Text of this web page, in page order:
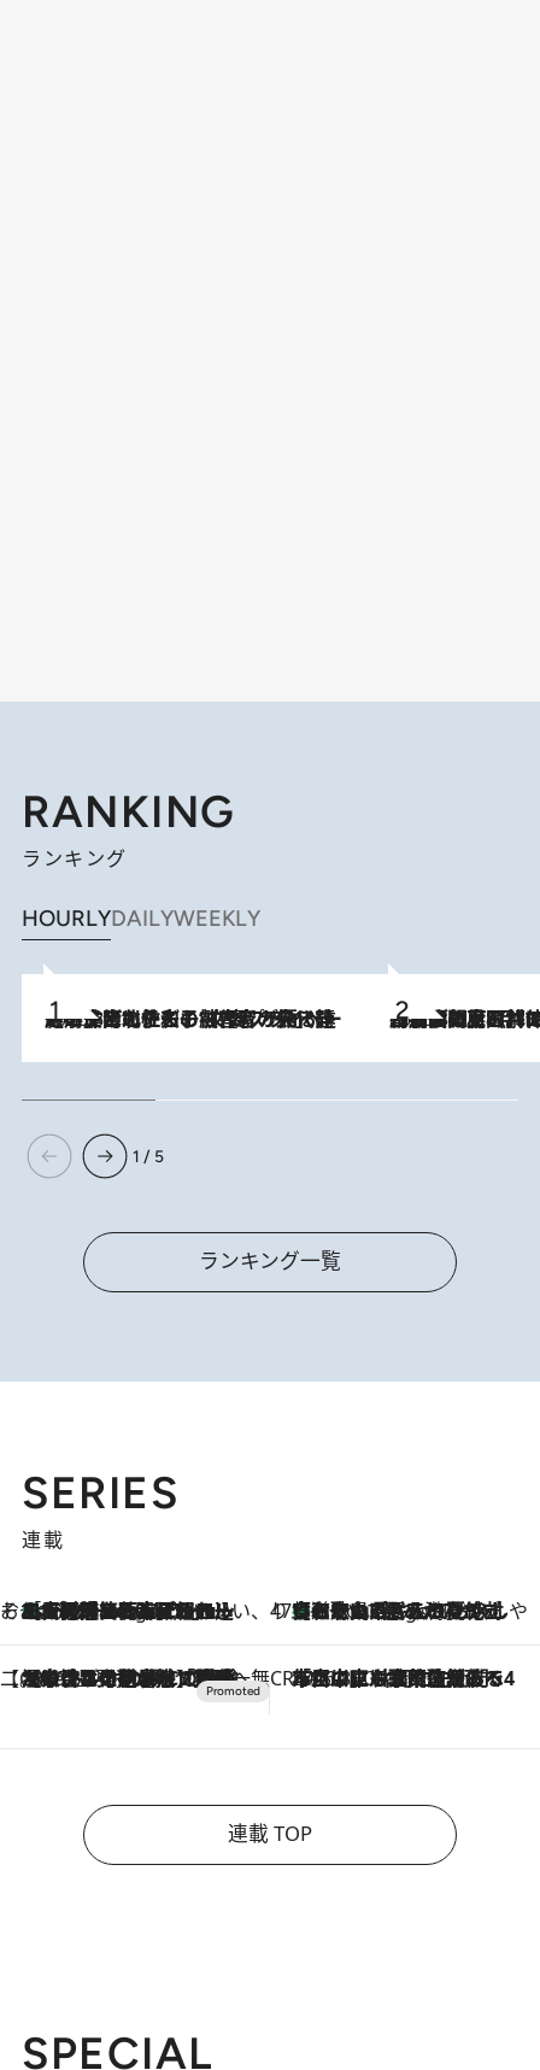
RANKING
ランキング
HOURLYDAILYWEEKLY
2026.8.3
《「文士の子ども被害者の会」発足！》阿川佐和子（72）が語る遠藤周作に北杜夫、劇作家・矢代静一の子どもたちの“文豪プライベート事件簿” 2026.8.8
「最後に見られてよかった」上野動物園の東園パンダ舎が解体前に特別公開。8月16日まで延長されたパネル展と共に辿る“半世紀”のパンダ飼育《解体工事の図面あり》
1 / 5
ランキング一覧
SERIES
連載
そおだよおこの関西おいしい、おやつ紀行6 Hours Ago
［大阪府箕面市］一皿一皿目の前で仕上げられる、料理を巧みに組み込んだアシェットデセールコース「ミチル アシェット デセール（Michiru assiette dessert）」 47都道府県の手みやげ ひんやりスイーツで夏を満喫
6 Hours Ago
【和歌山県】この夏絶対食べたい 冷やしておいしいおやつ3選 みかんがごろっと丸ごと入ったジュレ
【CREA×星野リゾート】唯一無二。癒しと発見が待つ場所へ
2026.8.7
【トンボの足水浴】ヒノキの香りに包まれて涼感マックス！約13℃の湧水かけ流しを避暑地「星野温泉 トンボの湯」で体験 CREA'S CHOICE
2026.8.7
「立川にも歌舞伎があるんだよ」 片岡仁左衛門・市川中車ら豪華座組みで4年目の立川立飛歌舞伎へ
連載 TOP
SPECIAL